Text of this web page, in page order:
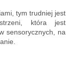
tym trudniej jest
która jest
sensorycznych, na